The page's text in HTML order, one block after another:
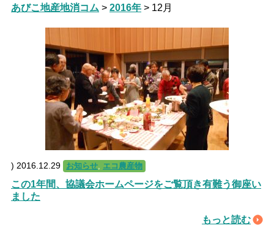
あびこ地産地消コム > 2016年 > 12月
) 2016.12.29 お知らせ エコ農産物
この1年間、協議会ホームページをご覧頂き有難う御座い
ました
もっと読む